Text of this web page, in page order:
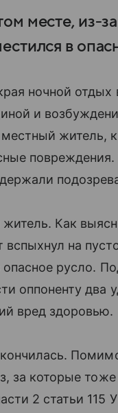
месте, из-
в
ночной
и
житель,
Как
на
опасное русло.
оппоненту два
вред здоровью.
за которые
2 статьи